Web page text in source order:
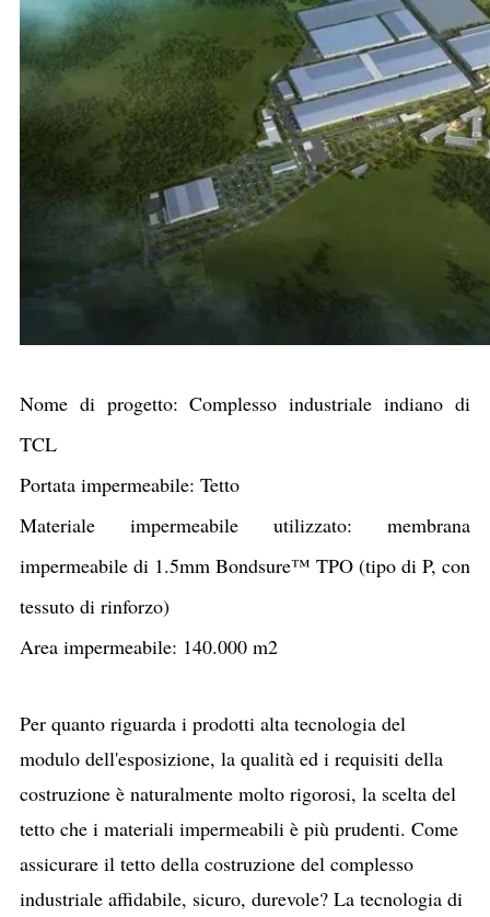
Nome di progetto: Complesso industriale indiano di
TCL
Portata impermeabile: Tetto
Materiale impermeabile utilizzato: membrana
impermeabile di 1.5mm Bondsure™ TPO (tipo di P, con
tessuto di rinforzo)
Area impermeabile: 140.000 m2
Per quanto riguarda i prodotti alta tecnologia del
modulo dell'esposizione, la qualità ed i requisiti della
costruzione è naturalmente molto rigorosi, la scelta del
tetto che i materiali impermeabili è più prudenti. Come
assicurare il tetto della costruzione del complesso
industriale affidabile, sicuro, durevole? La tecnologia di